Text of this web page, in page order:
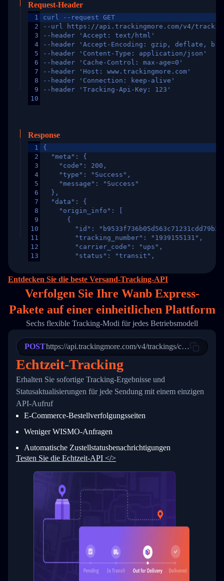
Request-Header
1
2
3
4
5
6
7
8
9
10
curl --request GET
--url https://api.trackingmore.com/v4/trackings/
--header 'Accept: text/html'
--header 'Accept-Encoding: gzip, deflate,
--header 'Content-Type: application/json'
--header 'Cache-Control: max-age=0'
--header 'Host: www.trackingmore.com'
--header 'Connection: keep-alive'
--header 'Tracking-Api-Key: 123'
Response
1
2
3
4
5
6
7
8
9
10
11
12
13
16
17
19
20
21
22
23
24
25
27
28
29
31
32
33
34
{
  "meta": {
    "code": 200,
    "type": "Success",
    "message": "Success"
  },
  "data": {
    "origin_info": [
      {
"id":
        "tracking_number": "1939155131",
        "carrier_code": "ups",
        "status": "transit",
        "itemTimeLength": 2,
        "weblink": "",
        "phone": null,
        "trackinfo": [
          {
            "Date": "2017-03-08 04: 22: 00",
"StatusDescription": "Departed
"Details": "Departed Facility
          },
          {
            "Date": "2017-03-06 15:28:00",
"StatusDescription": "Shipment
"Details": "BEIJING-
          }
      }
    ]
  }
}
Entdecken Sie die beste Versand-Tracking-API
Verfolgen Sie Ihre Wanb Express-
Pakete aufeinereinheitlichen Plattform
Sechs flexible Tracking-Modi für jedes Betriebsmodell
POSThttps://api.trackingmore.com/v4/trackings/create
Echtzeit-Tracking
Erhalten Sie sofortige Tracking-Ergebnisse und
Statusaktualisierungen für jede Sendung mit einem einzigen
API-Aufruf
E-Commerce-Bestellverfolgungsseiten
Weniger WISMO-Anfragen
Automatische Zustellstatusbenachrichtigungen
Testen Sie die Echtzeit-API </>